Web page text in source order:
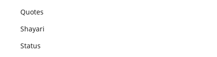
Quotes
Shayari
Status